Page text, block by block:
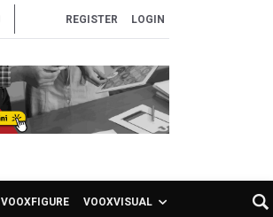
REGISTER LOGIN
VOOXFIGURE VOOXVISUAL